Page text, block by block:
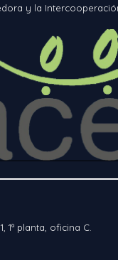
y la
1ª planta, oficina C.